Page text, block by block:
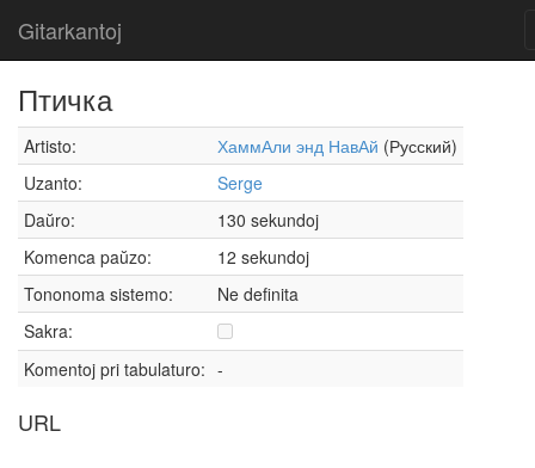
Gitarkantoj
Птичка
Artisto: ХаммАли энд НавАй (Русский)
Uzanto:
Serge
Daŭro:
130 sekundoj
Komenca paŭzo:
12 sekundoj
Tononoma sistemo:
Ne definita
Sakra:
Komentoj pri tabulaturo: -
URL